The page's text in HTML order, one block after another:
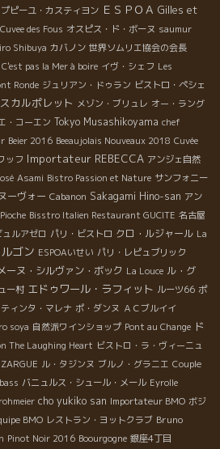
プピーユ・カスティヨン ＥＳＰＯＡ Gilles et
Cuvee des Fous オスピス・ド・ボーヌ saumur
Shibuya カバノン 世界ソムリエ協会の会長
C'est pas la Mer à boire イヴ・シェフ Les
Ronde ジュリアン・ドゥラン ビストロ・ペシェ
カルポレット メゾン・ブリュレ オー・ラング
・コーエン Tokyo Musashikoyama chef
Beier 2016 Beeaujolais Nouveaux 2018 Cuvée
ッフ Importateur REBECCA アンジェ自然
Asami Bistro Passion et Nature サンフォニー
ーヴォー Cabanon Sakagami Hino-san アン
Bisstro Italien Restaurant GUCITE 名古屋
ルアゼロ パリ・ビストロ クロ・ルジャール La
ゴン ESPOAいせい パリ・レピュブリック
ーヌ・シルヴァン・ボック La Louce ル・グ
ー村 エドゥワール・ラフィット ルーツ66 ポ
ティンタ・マレナ ポ・ダンヌ ＡＣブルイイ
soya 自然派ワインショップ Pont au Change ド
The Laughing Heart ビストロ・ラ・ヴィーニュ
ル・タジンヌ ブルノ・グラニエ Couple
バニュルス・シュール・メール Eyrolle
cho yukiko san Importateur BMO ボジ
BMO レストラン・ヨットクラブ Bruno
Pinot Noir 2016 Boourgogne 銀座4丁目